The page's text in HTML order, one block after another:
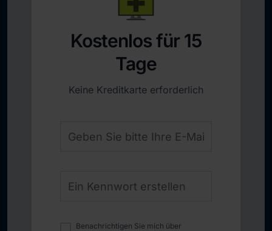
Kostenlos für 15
Tage
Keine Kreditkarte erforderlich
Benachrichtigen Sie mich über